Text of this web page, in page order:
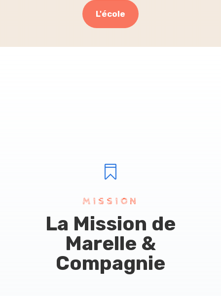
L'école

MISSION
La Mission de
Marelle &
Compagnie